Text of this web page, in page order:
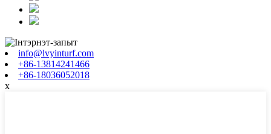
info@lvyinturf.com
+86-13814241466
+86-18036052018
x